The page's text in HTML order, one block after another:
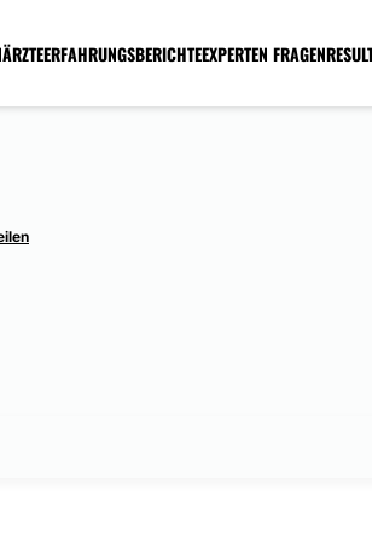
ÄRZTEERFAHRUNGSBERICHTEEXPERTEN FRAGEN